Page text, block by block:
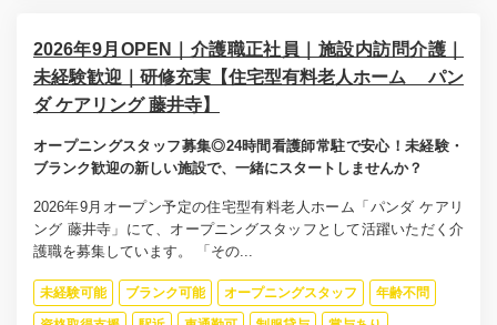
2026年9月OPEN｜介護職正社員｜施設内訪問介護｜
未経験歓迎｜研修充実【住宅型有料老人ホーム パン
ダ ケアリング 藤井寺】
オープニングスタッフ募集◎24時間看護師常駐で安心！未経験・
ブランク歓迎の新しい施設で、一緒にスタートしませんか？
2026年9月オープン予定の住宅型有料老人ホーム「パンダ ケアリ
ング 藤井寺」にて、オープニングスタッフとして活躍いただく介
護職を募集しています。 「その...
未経験可能 ブランク可能 オープニングスタッフ 年齢不問